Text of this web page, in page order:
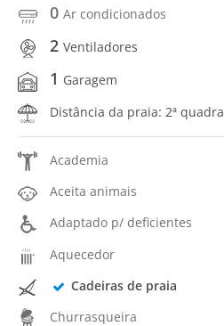
0 Ar condicionados
2 Ventiladores
1 Garagem
Distância da praia: 2ª quadra
Academia
Aceita animais
Adaptado p/ deficientes
Aquecedor
Cadeiras de praia
Churrasqueira